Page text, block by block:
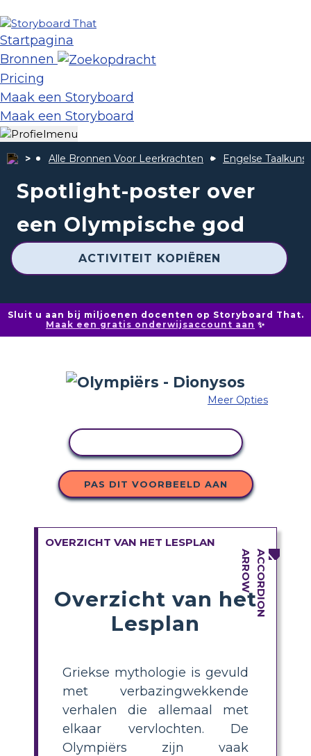
Startpagina
Bronnen
Pricing
Maak een Storyboard
Maak een Storyboard
Alle Bronnen Voor Leerkrachten Engelse Taalkunst
Spotlight-poster over
een Olympische god
ACTIVITEIT KOPIËREN
Sluit u aan bij miljoenen docenten op Storyboard That.
Maak een gratis onderwijsaccount aan ✨
Meer Opties
PAS DIT VOORBEELD AAN
OVERZICHT VAN HET LESPLAN
Overzicht van het
Lesplan
Griekse mythologie is gevuld
met verbazingwekkende
verhalen die allemaal met
elkaar vervlochten. De
Olympiërs zijn vaak